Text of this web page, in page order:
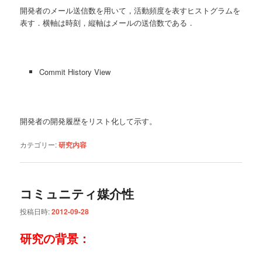
開発者のメール送信数を用いて，活動頻度を表すヒストグラムを
表す．横軸は時刻，縦軸はメールの送信数である．
Commit History View
開発者の開発履歴をリスト化して示す。
カテゴリー:研究内容
コミュニティ媒介性
投稿日時:2012-09-28
研究の背景：